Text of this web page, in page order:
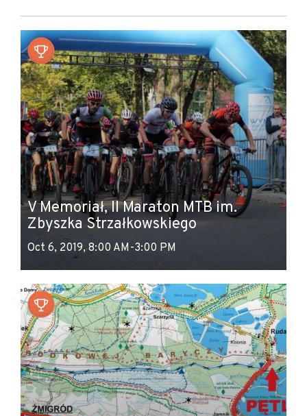
V Memoriał, II Maraton MTB im.
Zbyszka Strzałkowskiego
Oct 6, 2019, 8:00 AM-3:00 PM